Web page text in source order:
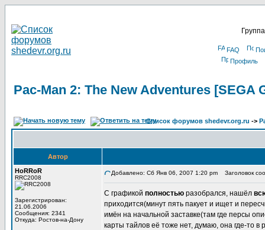
FAQ
Профиль
Pac-Man 2: The New Adventures [SEGA
Список форумов shedevr.org.ru ->
Автор
HoRRoR
RRC2008
Зарегистрирован:
21.06.2006
Сообщения: 2341
Откуда: Ростов-на-Дону
Добавлено: Сб Янв 06, 2007 1:20 pm Заголовок
С графикой полностью разобрался, нашёл
приходится(минут пять пакует и ищет и
имён на начальной заставке(там где персы
карты тайлов её тоже нет, думаю, она где-то в